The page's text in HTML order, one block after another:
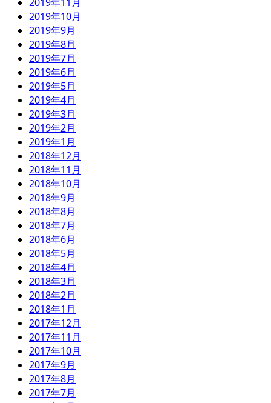
2019年10月
2019年9月
2019年8月
2019年7月
2019年6月
2019年5月
2019年4月
2019年3月
2019年2月
2019年1月
2018年12月
2018年11月
2018年10月
2018年9月
2018年8月
2018年7月
2018年6月
2018年5月
2018年4月
2018年3月
2018年2月
2018年1月
2017年12月
2017年11月
2017年10月
2017年9月
2017年8月
2017年7月